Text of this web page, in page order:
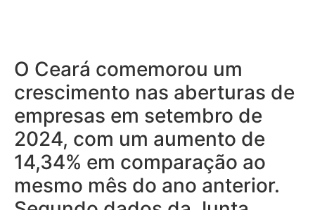
O Ceará comemorou um
crescimento nas aberturas de
empresas em setembro de
2024, com um aumento de
14,34% em comparação ao
mesmo mês do ano anterior.